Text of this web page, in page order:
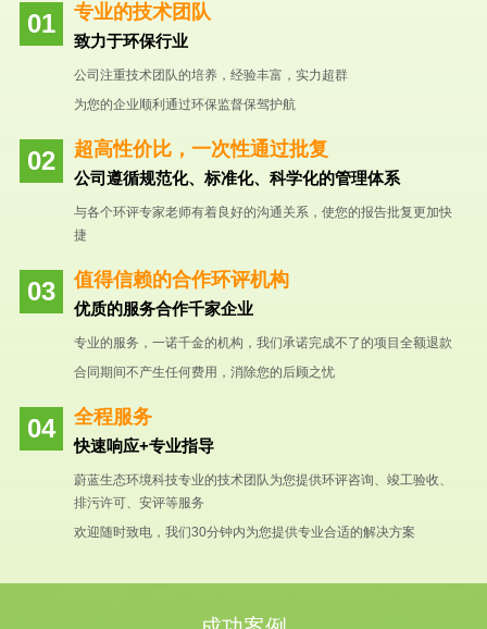
专业的技术团队
致力于环保行业
公司注重技术团队的培养，经验丰富，实力超群
为您的企业顺利通过环保监督保驾护航
超高性价比，一次性通过批复
公司遵循规范化、标准化、科学化的管理体系
与各个环评专家老师有着良好的沟通关系，使您的报告批复更加快
捷
值得信赖的合作环评机构
优质的服务合作千家企业
专业的服务，一诺千金的机构，我们承诺完成不了的项目全额退款
合同期间不产生任何费用，消除您的后顾之忧
全程服务
快速响应+专业指导
蔚蓝生态环境科技专业的技术团队为您提供环评咨询、竣工验收、
排污许可、安评等服务
欢迎随时致电，我们30分钟内为您提供专业合适的解决方案